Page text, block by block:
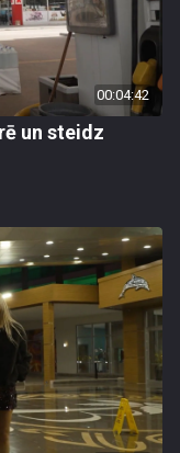
00:04:42
un steidz